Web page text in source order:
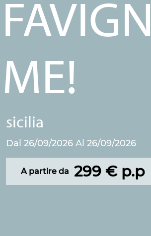
ME!
sicilia
Dal 26/09/2026 Al 26/09/2026
A partire da 299 € p.p